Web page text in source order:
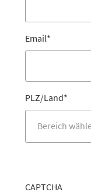
Email*
PLZ/Land*
CAPTCHA